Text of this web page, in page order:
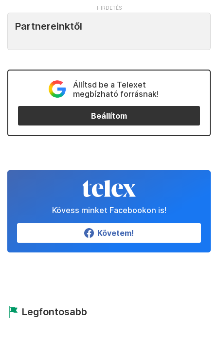
Partnereinktől
Állítsd be a Telexet
megbízható forrásnak!
Beállítom
Kövess minket Facebookon is!
Követem!
Legfontosabb